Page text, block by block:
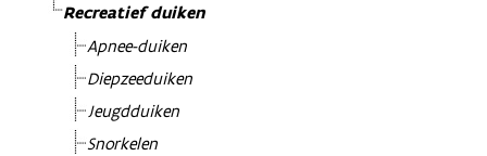
Recreatief duiken
Apnee-duiken
Diepzeeduiken
Jeugdduiken
Snorkelen